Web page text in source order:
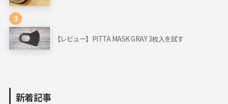
3
【レビュー】PITTA MASK GRAY 3枚入を試す
新着記事